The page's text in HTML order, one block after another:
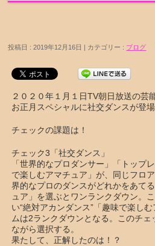
投稿日 : 2019年12月16日 | カテゴリー : ブログ
２０２０年１月１日TV朝日放送の芸
お正月スペシャルに社交ダンスが登
チェックの課題は！
チェック3「社交ダンス」
「世界的なプロダンサー」「トップ
で楽しむアマチュア」が、同じフロ
界的なプロのダンスがどれかをあて
ュア」を選ぶとワンランクダウン。
い“絶対アカンダンス”「趣味で楽し
ムは2ランクダウンとなる。このチ
ながら選択する。
果たして、正解したのは！？